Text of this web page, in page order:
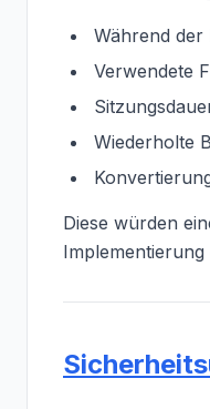
Während der
Verwendete
Wiederholte
Diese würden